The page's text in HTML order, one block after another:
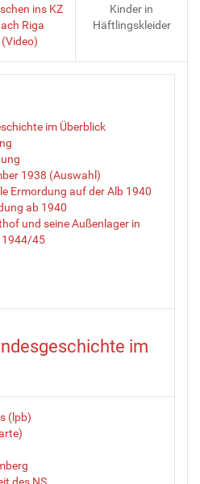
ins KZ
Riga
(Video)
Kinder in
Häftlingskleider
im Überblick
1938 (Auswahl)
Ermordung auf der Alb 1940
ab 1940
und seine Außenlager in
1944/45
im
(lpb)